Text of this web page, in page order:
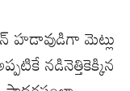
హడావుడిగా మెట్లు
నడినెత్తికెక్కిన